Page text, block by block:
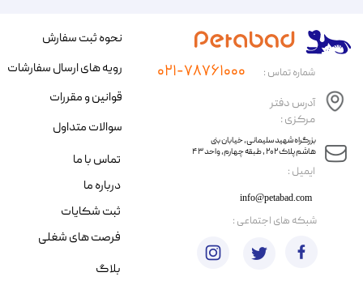
​ایمیل :
آدرس دفتر
مرکزی :
info@petabad.com
​​بزرگراه شهید سلیمانی، خیابان بنی
هاشم پلاک ۲۰۲ ، طبقه چهارم، واحد ۴۳
شماره تماس : ۰۲۱-۷۸۷۶۱۰۰۰
نحوه ثبت سفارش
رویه های ارسال سفارشات
قوانین و مقررات
سوالات متداول
تماس با ما
درباره ما
ثبت شکایات
فرصت های شغلی
​شبکه های اجتماعی :
بلاگ